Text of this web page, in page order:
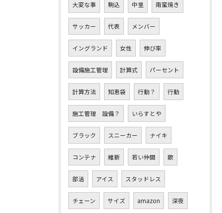
大変な事 駒込 中里 南蛮焼き
サッカー 代表 メンバー
イングランド 女性 伸び率
設備施工管理 計算式 パーセント
計算方法 知恵袋 行動？ 行動
施工管理 設備？ いらすとや
ブラック スニーカー ナイキ
コンテナ 維新 若い仲間 歌
部活 アイス スタッドレス
チェーン サイズ amazon 深夜